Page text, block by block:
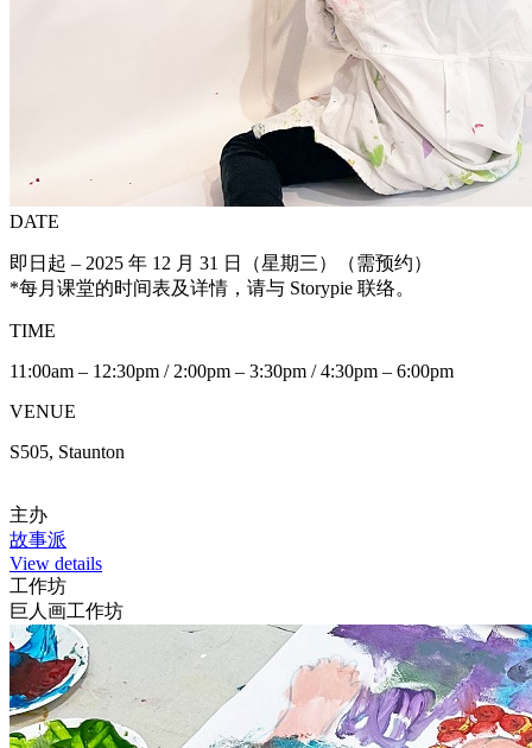
DATE
即日起 – 2025 年 12 月 31 日（星期三）（需预约）
*每月课堂的时间表及详情，请与 Storypie 联络。
TIME
11:00am – 12:30pm / 2:00pm – 3:30pm / 4:30pm – 6:00pm
VENUE
S505, Staunton
主办
故事派
View details
工作坊
巨人画工作坊